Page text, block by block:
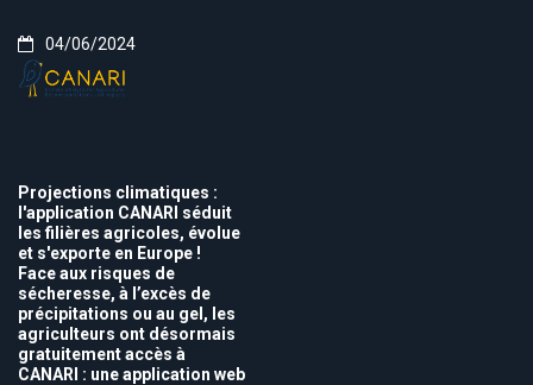
04/06/2024
Projections climatiques :
l'application CANARI séduit
les filières agricoles, évolue
et s'exporte en Europe !
Face aux risques de
sécheresse, à l’excès de
précipitations ou au gel, les
agriculteurs ont désormais
gratuitement accès à
CANARI : une application web